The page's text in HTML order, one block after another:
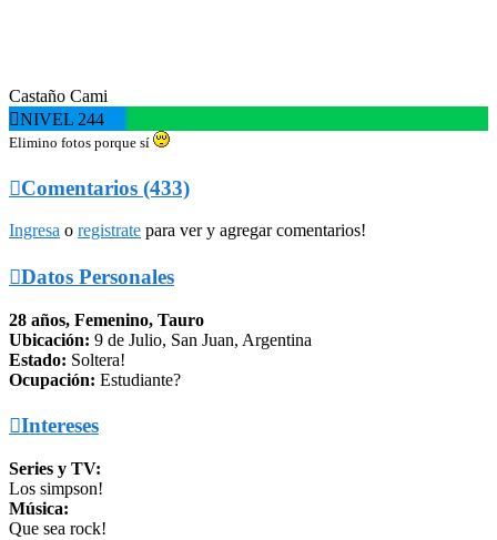
Castaño Cami
NIVEL 244
Elimino fotos porque sí
Comentarios (433)
Ingresa o registrate para ver y agregar comentarios!
Datos Personales
28 años, Femenino, Tauro
Ubicación: 9 de Julio, San Juan, Argentina
Estado: Soltera!
Ocupación: Estudiante?
Intereses
Series y TV:
Los simpson!
Música:
Que sea rock!